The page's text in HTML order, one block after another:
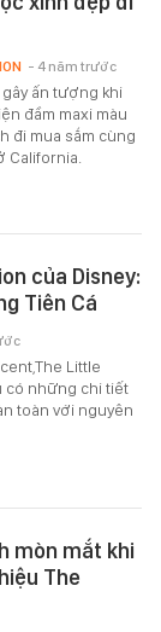
ấn tượng khi
đầm maxi màu
đi mua sắm cùng
California.
- 4 năm trước
của Disney:
Tiên Cá
Little
có những chi tiết
toàn với nguyên
mòn mắt khi
The